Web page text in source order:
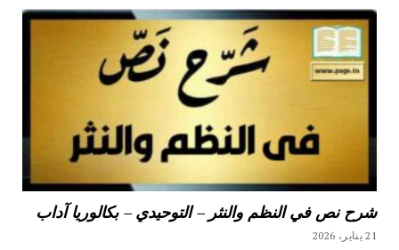
شرح نص في النظم والنثر – التوحيدي – بكالوريا آداب
21 يناير، 2026